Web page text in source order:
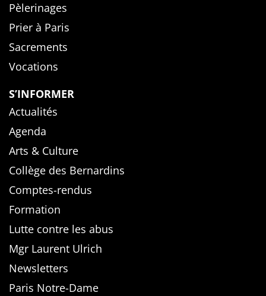
Pèlerinages
Prier à Paris
Sacrements
Vocations
S’INFORMER
Actualités
Agenda
Arts & Culture
Collège des Bernardins
Comptes-rendus
Formation
Lutte contre les abus
Mgr Laurent Ulrich
Newsletters
Paris Notre-Dame